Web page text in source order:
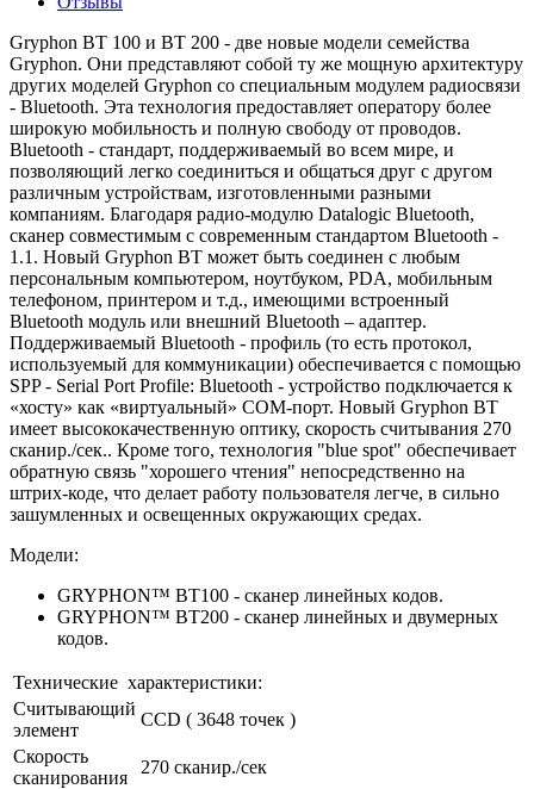
Gryphon BT 100 и BT 200 - двe новые модели семейства
Gryphon. Они представляют собой ту же мощную архитектуру
других моделей Gryphon со специальным модулем радиосвязи
- Bluetooth. Эта технология предоставляет оператору более
широкую мобильность и полную свободу от проводов.
Bluetooth - стандарт, поддерживаемый во всем мире, и
позволяющий легко соединиться и общаться друг с другом
различным устройствам, изготовленными разными
компаниям. Благодаря радио-модулю Datalogic Bluetooth,
сканер совместимым с современным стандартом Bluetooth -
1.1 . Новый Gryphon BT может быть соединен с любым
персональным компьютером, ноутбуком, PDA, мобильным
телефоном, принтером и т.д., имеющими встроенный
Bluetooth модуль или внешний Bluetooth – адаптер.
Поддерживаемый Bluetooth - профиль (то есть протокол,
используемый для коммуникации) обеспечивается с помощью
SPP - Serial Port Profile: Bluetooth - устройство подключается к
«хосту» как «виртуальный» COM-порт. Новый Gryphon BT
имеет высококачественную оптику, скорость считывания 270
сканир./сек.. Кроме того, технология "blue spot" обеспечивает
обратную связь "хорошего чтения" непосредственно на
штрих-коде, что делает работу пользователя легче, в сильно
зашумленных и освещенных окружающих средах.
Модели:
GRYPHON™ BT100 - сканер линейных кодов.
GRYPHON™ BT200 - сканер линейных и двумерных
кодов.
Технические характеристики:
Считывающий
элемент
CCD ( 3648 точек )
Скорость
сканирования
270 сканир./сек